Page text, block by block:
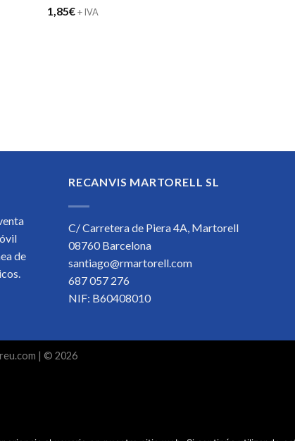
1,85€+ IVA
de
RECANVIS MARTORELL SL
C/ Carretera de Piera 4A, Martorell
08760 Barcelona
santiago@rmartorell.com
687 057 276
NIF: B60408010
| © 2026